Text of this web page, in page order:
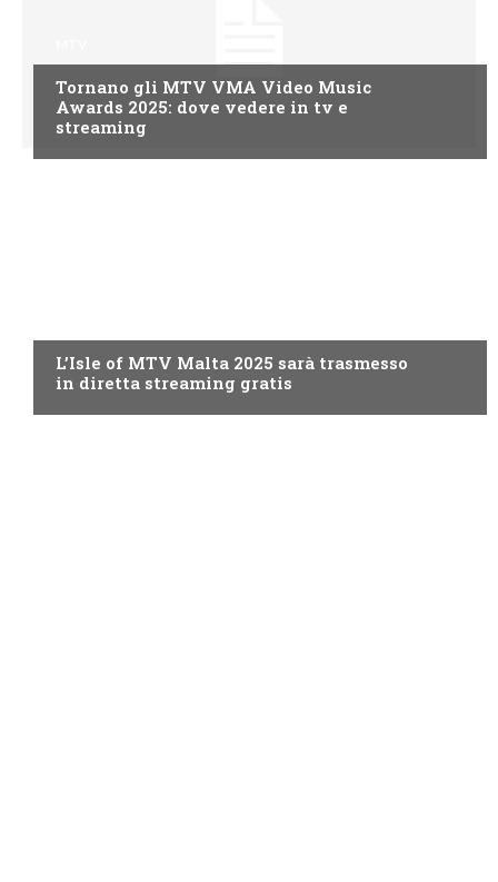
Tornano gli MTV VMA Video Music
Awards 2025: dove vedere in tv e
streaming
L’Isle of MTV Malta 2025 sarà trasmesso
in diretta streaming gratis